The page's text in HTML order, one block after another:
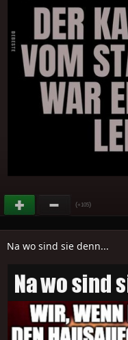
(+105)
Na wo sind sie denn...